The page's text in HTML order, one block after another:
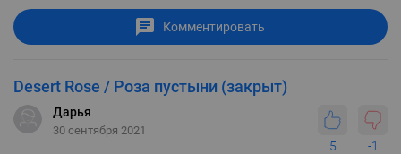
Комментировать
Desert Rose / Роза пустыни (закрыт)
5 -1
Дарья
30 сентября 2021